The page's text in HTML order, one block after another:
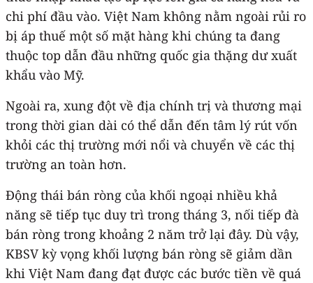
chi phí đầu vào. Việt Nam không nằm ngoài rủi ro
bị áp thuế một số mặt hàng khi chúng ta đang
thuộc top dẫn đầu những quốc gia thặng dư xuất
khẩu vào Mỹ.
Ngoài ra, xung đột về địa chính trị và thương mại
trong thời gian dài có thể dẫn đến tâm lý rút vốn
khỏi các thị trường mới nổi và chuyển về các thị
trường an toàn hơn.
Động thái bán ròng của khối ngoại nhiều khả
năng sẽ tiếp tục duy trì trong tháng 3, nối tiếp đà
bán ròng trong khoảng 2 năm trở lại đây. Dù vậy,
KBSV kỳ vọng khối lượng bán ròng sẽ giảm dần
khi Việt Nam đang đạt được các bước tiền về quá